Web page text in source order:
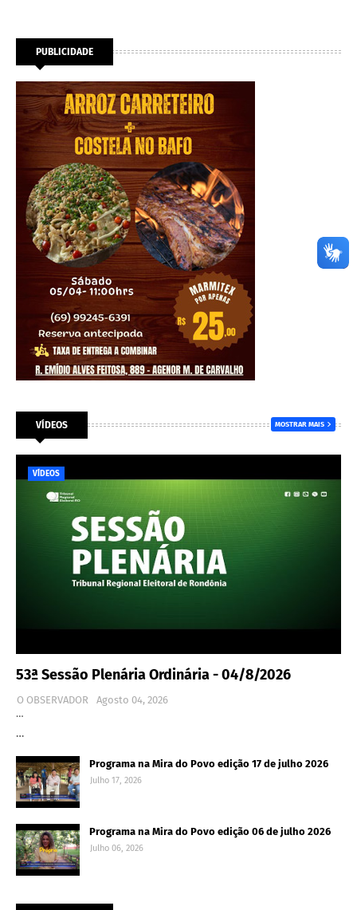
PUBLICIDADE
VÍDEOS MOSTRAR MAIS
VÍDEOS
53ª Sessão Plenária Ordinária - 04/8/2026
O OBSERVADOR
Agosto 04, 2026
…
…
Programa na Mira do Povo edição 17 de julho 2026
Julho 17, 2026
Programa na Mira do Povo edição 06 de julho 2026
Julho 06, 2026